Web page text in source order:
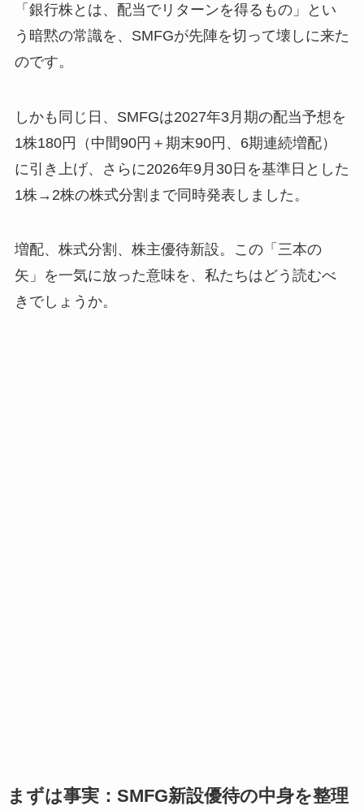
「銀行株とは、配当でリターンを得るもの」とい
う暗黙の常識を、SMFGが先陣を切って壊しに来た
のです。
しかも同じ日、SMFGは2027年3月期の配当予想を
1株180円（中間90円＋期末90円、6期連続増配）
に引き上げ、さらに2026年9月30日を基準日とした
1株→2株の株式分割まで同時発表しました。
増配、株式分割、株主優待新設。この「三本の
矢」を一気に放った意味を、私たちはどう読むべ
きでしょうか。
まずは事実：SMFG新設優待の中身を整理